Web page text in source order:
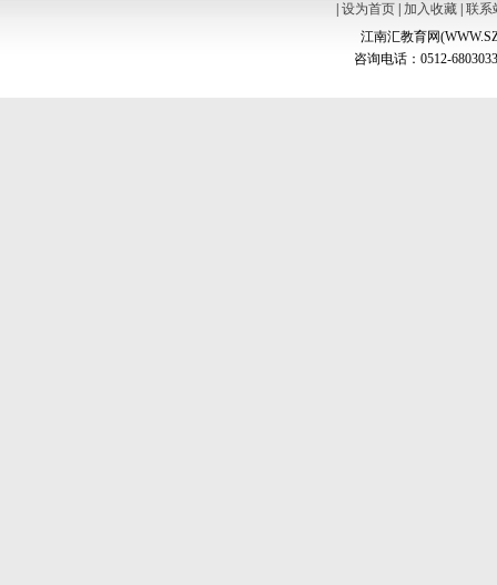
设为首页| 加入收藏| 联系
江南汇教育网
咨询电话：0512-